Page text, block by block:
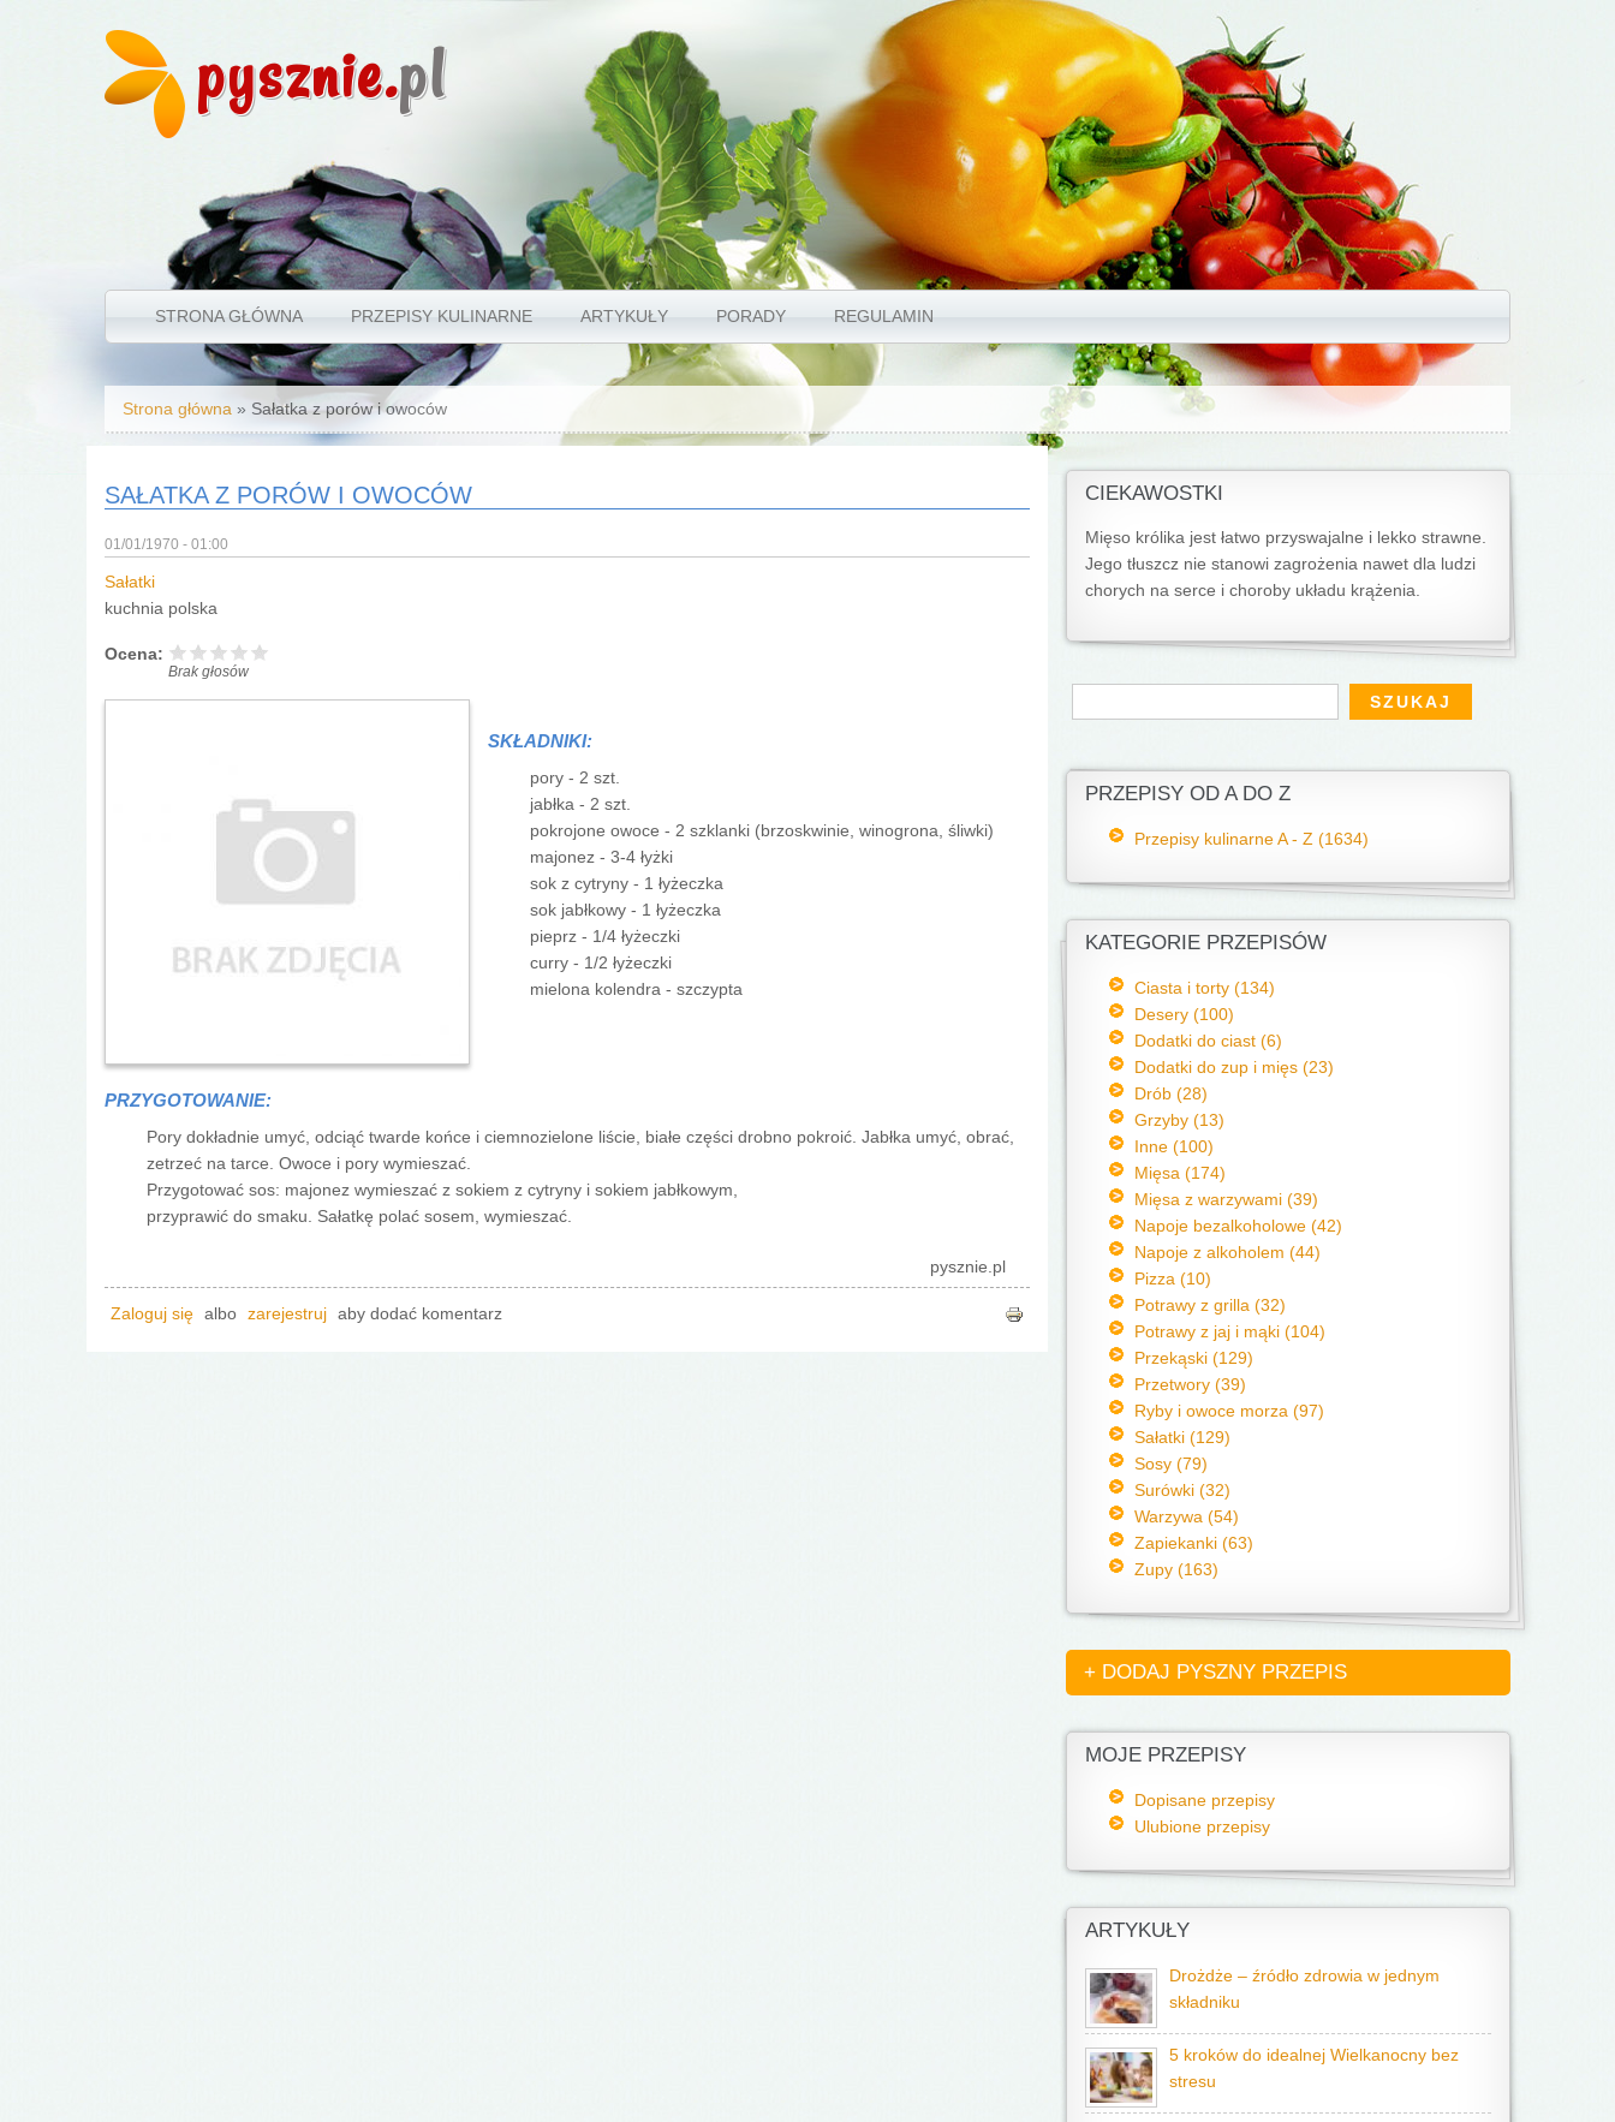
pysznie.pl
STRONA GŁÓWNA PRZEPISY KULINARNE ARTYKUŁY PORADY REGULAMIN
Jesteś tutaj
Strona główna » Sałatka z porów i owoców
SAŁATKA Z PORÓW I OWOCÓW
01/01/1970 - 01:00
Sałatki
kuchnia polska
Ocena:
Brak głosów
SKŁADNIKI:
pory - 2 szt.
jabłka - 2 szt.
pokrojone owoce - 2 szklanki (brzoskwinie, winogrona, śliwki)
majonez - 3-4 łyżki
sok z cytryny - 1 łyżeczka
sok jabłkowy - 1 łyżeczka
pieprz - 1/4 łyżeczki
curry - 1/2 łyżeczki
mielona kolendra - szczypta
PRZYGOTOWANIE:
Pory dokładnie umyć, odciąć twarde końce i ciemnozielone liście, białe części drobno pokroić. Jabłka umyć, obrać,
zetrzeć na tarce. Owoce i pory wymieszać.
Przygotować sos: majonez wymieszać z sokiem z cytryny i sokiem jabłkowym,
przyprawić do smaku. Sałatkę polać sosem, wymieszać.
pysznie.pl
Zaloguj się albo zarejestruj aby dodać komentarz
CIEKAWOSTKI
Mięso królika jest łatwo przyswajalne i lekko strawne.
Jego tłuszcz nie stanowi zagrożenia nawet dla ludzi
chorych na serce i choroby układu krążenia.
Formularz wyszukiwania
Szukaj
PRZEPISY OD A DO Z
Przepisy kulinarne A - Z (1634)
KATEGORIE PRZEPISÓW
Ciasta i torty (134)
Desery (100)
Dodatki do ciast (6)
Dodatki do zup i mięs (23)
Drób (28)
Grzyby (13)
Inne (100)
Mięsa (174)
Mięsa z warzywami (39)
Napoje bezalkoholowe (42)
Napoje z alkoholem (44)
Pizza (10)
Potrawy z grilla (32)
Potrawy z jaj i mąki (104)
Przekąski (129)
Przetwory (39)
Ryby i owoce morza (97)
Sałatki (129)
Sosy (79)
Surówki (32)
Warzywa (54)
Zapiekanki (63)
Zupy (163)
+ DODAJ PYSZNY PRZEPIS
MOJE PRZEPISY
Dopisane przepisy
Ulubione przepisy
ARTYKUŁY
Drożdże – źródło zdrowia w jednym
składniku
5 kroków do idealnej Wielkanocny bez
stresu